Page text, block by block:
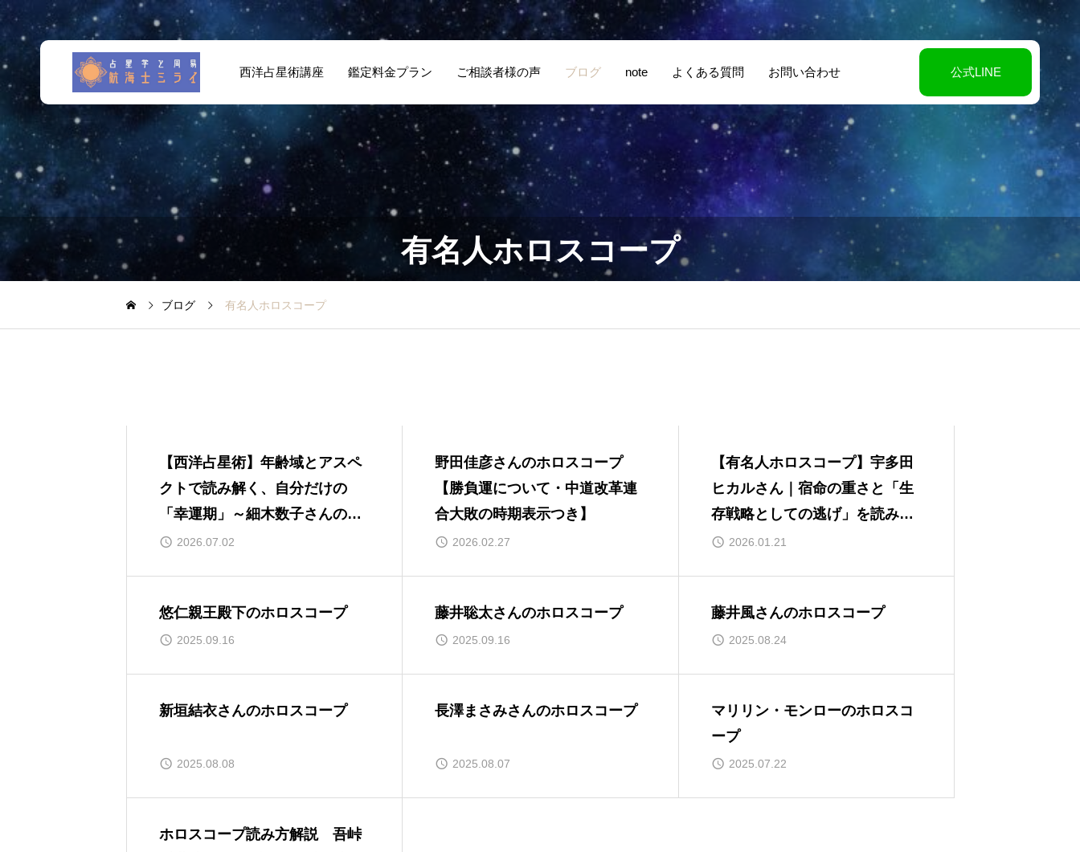
西洋占星術講座 鑑定料金プラン ご相談者様の声 ブログ note よくある質問 お問い合わせ 公式LINE
有名人ホロスコープ
ブログ 有名人ホロスコープ
【西洋占星術】年齢域とアスペ
クトで読み解く、自分だけの
「幸運期」～細木数子さんのホ
ロスコープ～
2026.07.02
野田佳彦さんのホロスコープ
【勝負運について・中道改革連
合大敗の時期表示つき】
2026.02.27
【有名人ホロスコープ】宇多田
ヒカルさん｜宿命の重さと「生
存戦略としての逃げ」を読み解
く 2026.01.21
悠仁親王殿下のホロスコープ
2025.09.16
藤井聡太さんのホロスコープ
2025.09.16
藤井風さんのホロスコープ
2025.08.24
新垣結衣さんのホロスコープ
2025.08.08
長澤まさみさんのホロスコープ
2025.08.07
マリリン・モンローのホロスコ
ープ
2025.07.22
ホロスコープ読み方解説 吾峠